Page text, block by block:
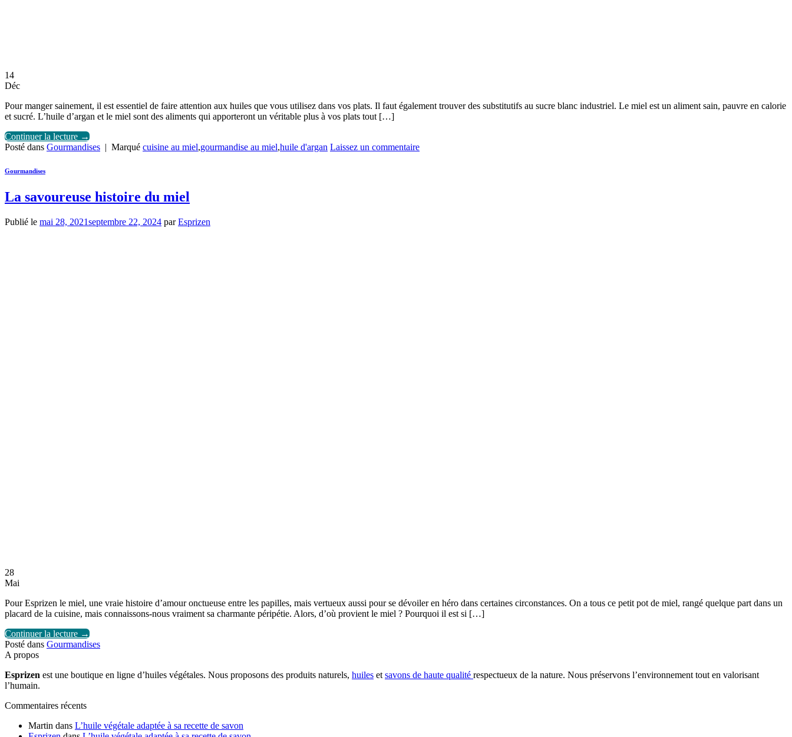
14
Déc
Pour manger sainement, il est essentiel de faire attention aux huiles que vous utilisez dans vos plats. Il faut également trouver des substitutifs au sucre blanc industriel. Le miel est un aliment sain, pauvre en calorie
et sucré. L’huile d’argan et le miel sont des aliments qui apporteront un véritable plus à vos plats tout […]
Continuer la lecture →
Posté dans Gourmandises | Marqué cuisine au miel,gourmandise au miel,huile d'argan Laissez un commentaire
Gourmandises
La savoureuse histoire du miel
Publié le mai 28, 2021septembre 22, 2024 parEsprizen
28
Mai
Pour Esprizen le miel, une vraie histoire d’amour onctueuse entre les papilles, mais vertueux aussi pour se dévoiler en héro dans certaines circonstances. On a tous ce petit pot de miel, rangé quelque part dans un
placard de la cuisine, mais connaissons-nous vraiment sa charmante péripétie. Alors, d’où provient le miel ? Pourquoi il est si […]
Continuer la lecture →
Posté dans Gourmandises
A propos
Esprizen est une boutique en ligne d’huiles végétales. Nous proposons des produits naturels, huiles et savons de haute qualité respectueux de la nature. Nous préservons l’environnement tout en valorisant
l’humain.
Commentaires récents
Martin dans L’huile végétale adaptée à sa recette de savon